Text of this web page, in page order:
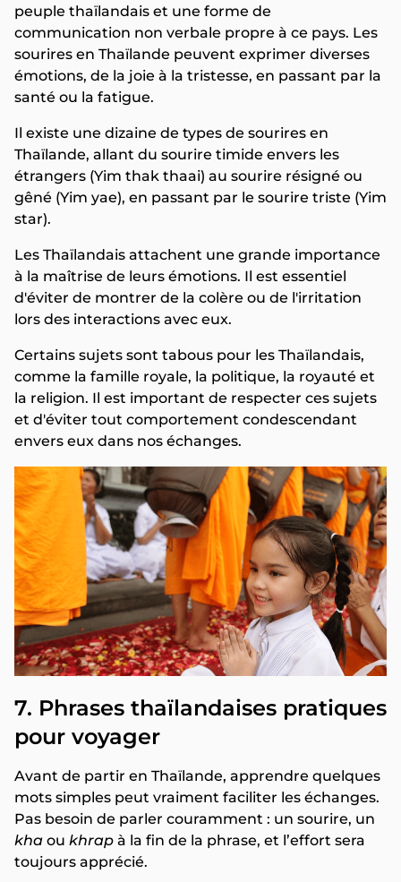
peuple thaïlandais et une forme de
communication non verbale propre à ce pays. Les
sourires en Thaïlande peuvent exprimer diverses
émotions, de la joie à la tristesse, en passant par la
santé ou la fatigue.
Il existe une dizaine de types de sourires en
Thaïlande, allant du sourire timide envers les
étrangers (Yim thak thaai) au sourire résigné ou
gêné (Yim yae), en passant par le sourire triste (Yim
star).
Les Thaïlandais attachent une grande importance
à la maîtrise de leurs émotions. Il est essentiel
d'éviter de montrer de la colère ou de l'irritation
lors des interactions avec eux.
Certains sujets sont tabous pour les Thaïlandais,
comme la famille royale, la politique, la royauté et
la religion. Il est important de respecter ces sujets
et d'éviter tout comportement condescendant
envers eux dans nos échanges.
7. Phrases thaïlandaises pratiques
pour voyager
Avant de partir en Thaïlande, apprendre quelques
mots simples peut vraiment faciliter les échanges.
Pas besoin de parler couramment : un sourire, un
kha ou khrap à la fin de la phrase, et l’effort sera
toujours apprécié.